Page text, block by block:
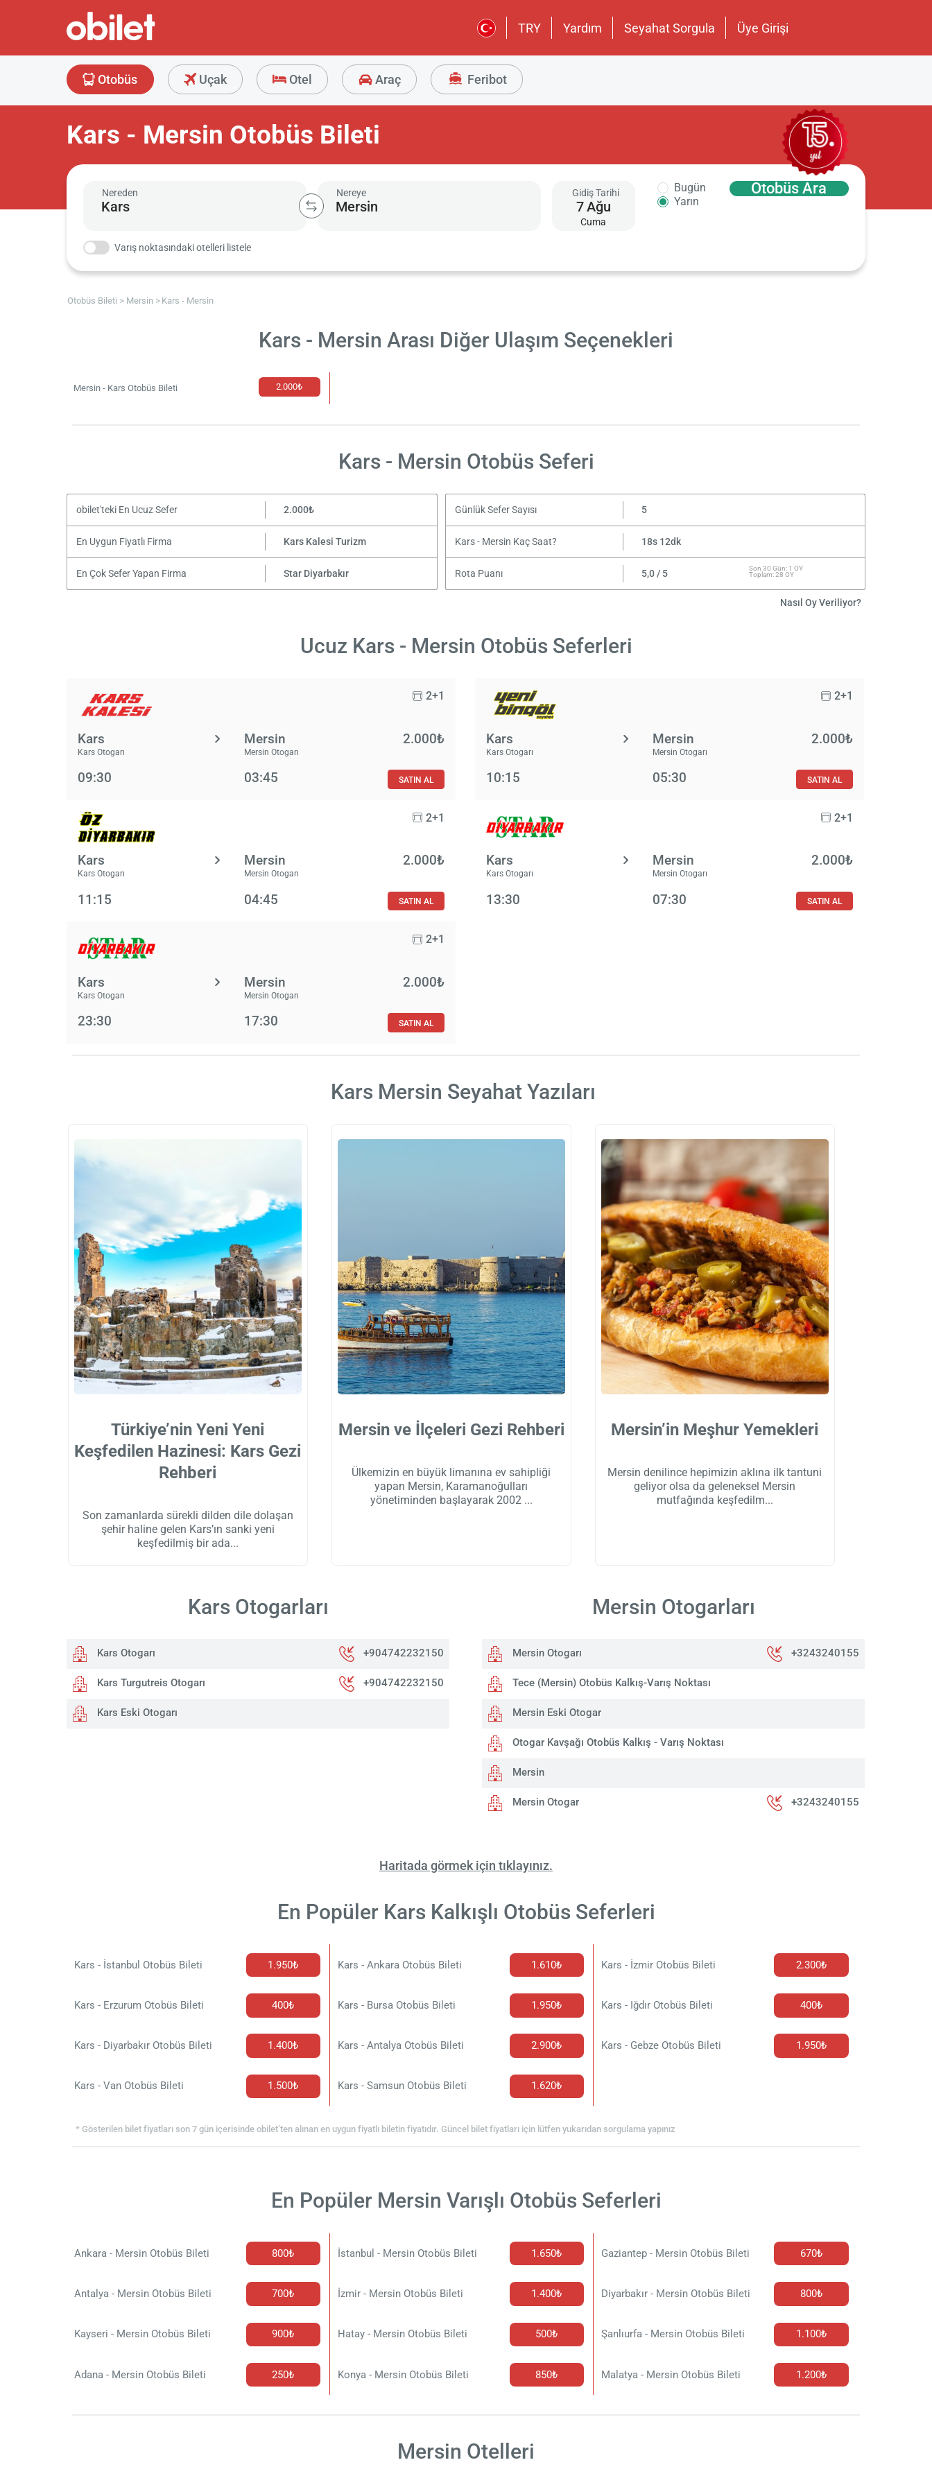
TRY Yardım Seyahat Sorgula Üye Girişi
Otobüs Uçak Otel Araç Feribot
Kars - Mersin Otobüs Bileti
Nereden Nereye Gidiş Tarihi
7Ağu
Cuma
Bugün
Yarın
Otobüs Ara
Varış noktasındaki otelleri listele
Otobüs Bileti Mersin Kars - Mersin
Kars - Mersin Arası Diğer Ulaşım Seçenekleri
Mersin - Kars Otobüs Bileti 2.000₺
Kars - Mersin Otobüs Seferi
obilet'teki En Ucuz Sefer 2.000₺ Günlük Sefer Sayısı 5
En Uygun Fiyatlı Firma Kars Kalesi Turizm Kars - Mersin Kaç Saat? 18s 12dk
En Çok Sefer Yapan Firma Star Diyarbakır Rota Puanı 5,0 / 5
Son 30 Gün: 1 OY
Toplam: 28 OY
Nasıl Oy Veriliyor?
Ucuz Kars - Mersin Otobüs Seferleri
2+1
Kars
Kars Otogarı
Mersin
Mersin Otogarı
2.000₺
09:30 03:45 SATIN AL
2+1
Kars
Kars Otogarı
Mersin
Mersin Otogarı
2.000₺
10:15 05:30 SATIN AL
2+1
Kars
Kars Otogarı
Mersin
Mersin Otogarı
2.000₺
11:15 04:45 SATIN AL
2+1
Kars
Kars Otogarı
Mersin
Mersin Otogarı
2.000₺
13:30 07:30 SATIN AL
2+1
Kars
Kars Otogarı
Mersin
Mersin Otogarı
2.000₺
23:30 17:30 SATIN AL
Kars Mersin Seyahat Yazıları
Türkiye’nin Yeni Yeni
Keşfedilen Hazinesi: Kars Gezi
Rehberi
Son zamanlarda sürekli dilden dile dolaşan
şehir haline gelen Kars’ın sanki yeni
keşfedilmiş bir ada
Mersin ve İlçeleri Gezi Rehberi
Ülkemizin en büyük limanına ev sahipliği
yapan Mersin, Karamanoğulları
yönetiminden başlayarak 2002
Mersin’in Meşhur Yemekleri
Mersin denilince hepimizin aklına ilk tantuni
geliyor olsa da geleneksel Mersin
mutfağında keşfedilm
Kars Otogarları
Kars Otogarı +904742232150
Kars Turgutreis Otogarı +904742232150
Kars Eski Otogarı
Mersin Otogarları
Mersin Otogarı +3243240155
Tece (Mersin) Otobüs Kalkış-Varış Noktası
Mersin Eski Otogar
Otogar Kavşağı Otobüs Kalkış - Varış Noktası
Mersin
Mersin Otogar +3243240155
Haritada görmek için tıklayınız.
En Popüler Kars Kalkışlı Otobüs Seferleri
Kars - İstanbul Otobüs Bileti 1.950₺ Kars - Ankara Otobüs Bileti 1.610₺ Kars - İzmir Otobüs Bileti 2.300₺
Kars - Erzurum Otobüs Bileti 400₺ Kars - Bursa Otobüs Bileti 1.950₺ Kars - Iğdır Otobüs Bileti 400₺
Kars - Diyarbakır Otobüs Bileti 1.400₺ Kars - Antalya Otobüs Bileti 2.900₺ Kars - Gebze Otobüs Bileti 1.950₺
Kars - Van Otobüs Bileti 1.500₺ Kars - Samsun Otobüs Bileti 1.620₺
* Gösterilen bilet fiyatları son 7 gün içerisinde obilet’ten alınan en uygun fiyatlı biletin fiyatıdır. Güncel bilet fiyatları için lütfen yukarıdan sorgulama yapınız
En Popüler Mersin Varışlı Otobüs Seferleri
Ankara - Mersin Otobüs Bileti 800₺ İstanbul - Mersin Otobüs Bileti 1.650₺ Gaziantep - Mersin Otobüs Bileti 670₺
Antalya - Mersin Otobüs Bileti 700₺ İzmir - Mersin Otobüs Bileti 1.400₺ Diyarbakır - Mersin Otobüs Bileti 800₺
Kayseri - Mersin Otobüs Bileti 900₺ Hatay - Mersin Otobüs Bileti 500₺ Şanlıurfa - Mersin Otobüs Bileti 1.100₺
Adana - Mersin Otobüs Bileti 250₺ Konya - Mersin Otobüs Bileti 850₺ Malatya - Mersin Otobüs Bileti 1.200₺
Mersin Otelleri